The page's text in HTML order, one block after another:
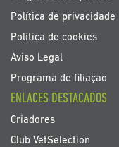
Política de privacidade
Política de cookies
Aviso Legal
Programa de filiaçao
ENLACES DESTACADOS
Criadores
Club VetSelection